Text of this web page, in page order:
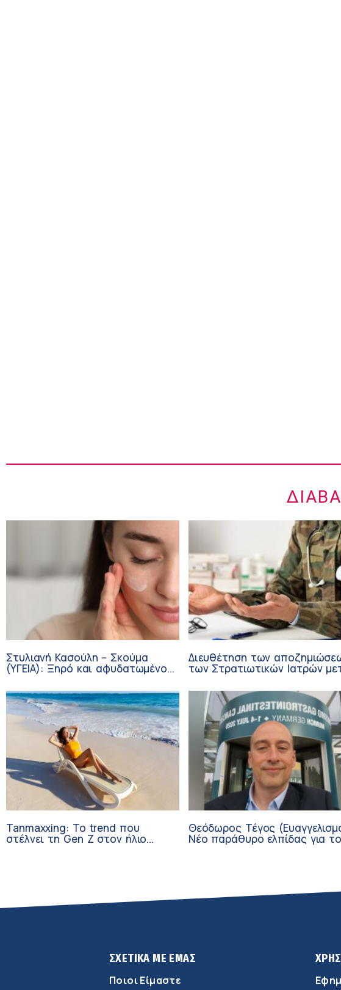
Στυλιανή Κασούλη – Σκούμα
(ΥΓΕΙΑ): Ξηρό και αφυδατωμένο
Διευθέτηση των
των Στρατιωτικών Ιατρών
Tanmaxxing: To trend που
στέλνει τη Gen Z στον ήλιο
Θεόδωρος Τέγος
Νέο παράθυρο ελπίδας για
ΣΧΕΤΙΚΑ ΜΕ ΕΜΑΣ
Ποιοι Είμαστε